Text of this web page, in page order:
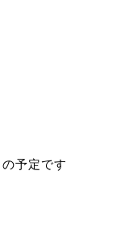
予定です